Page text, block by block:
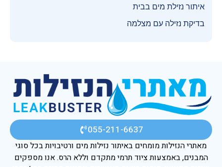
איתור נזילת מים בבית
בדיקת נזילה עם מצלמה
055-211-6637
מאתרי הנזילות מומחים באיתור נזילות מים ורטיבויות בכל סוגי
המבנים, באמצעות ציוד תרמי מתקדם וללא הרס. אנו מספקים